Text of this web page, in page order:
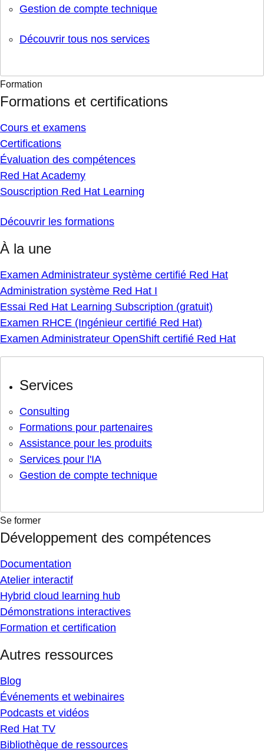
Gestion de compte technique
Découvrir tous nos services
Formation
Formations et certifications
Cours et examens
Certifications
Évaluation des compétences
Red Hat Academy
Souscription Red Hat Learning
Découvrir les formations
À la une
Examen Administrateur système certifié Red Hat
Administration système Red Hat I
Essai Red Hat Learning Subscription (gratuit)
Examen RHCE (Ingénieur certifié Red Hat)
Examen Administrateur OpenShift certifié Red Hat
Services
Consulting
Formations pour partenaires
Assistance pour les produits
Services pour l'IA
Gestion de compte technique
Se former
Développement des compétences
Documentation
Atelier interactif
Hybrid cloud learning hub
Démonstrations interactives
Formation et certification
Autres ressources
Blog
Événements et webinaires
Podcasts et vidéos
Red Hat TV
Bibliothèque de ressources